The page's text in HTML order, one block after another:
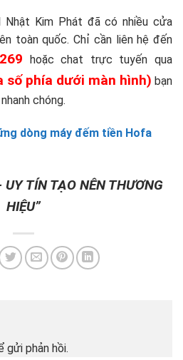
Nhật Kim Phát đã có nhiều cửa
toàn quốc. Chỉ cần liên hệ đến
hoặc chat trực tuyến qua
số phía dưới màn hình) bạn
chóng.
dòng máy đếm tiền Hofa
TÍN TẠO NÊN THƯƠNG
HIỆU”
gửi phản hồi.